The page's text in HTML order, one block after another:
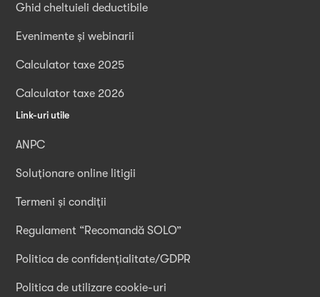
Ghid cheltuieli deductibile
Evenimente și webinarii
Calculator taxe 2025
Calculator taxe 2026
Link-uri utile
ANPC
Soluționare online litigii
Termeni și condiții
Regulament “Recomandă SOLO”
Politica de confidențialitate/GDPR
Politica de utilizare cookie-uri